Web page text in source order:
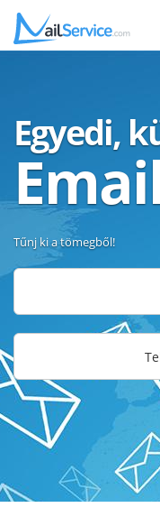
Egyedi,
Tűnj ki a tömegből!